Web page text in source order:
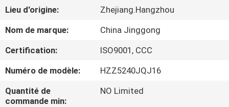
AU
SUJET
DE
VISITE
Lieu d'origine:
Zhejiang.Hangzhou
Nom de marque:
China Jinggong
Certification:
ISO9001, CCC
Numéro de modèle:
HZZ5240JQJ16
Quantité de
commande min:
NO Limited